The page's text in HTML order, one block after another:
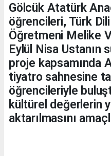
Gölcük Atatürk
öğrencileri, Türk
Öğretmeni Melike
Eylül Nisa Ustanın
proje kapsamında
tiyatro sahnesine
öğrencileriyle
kültürel değerlerin
aktarılmasını